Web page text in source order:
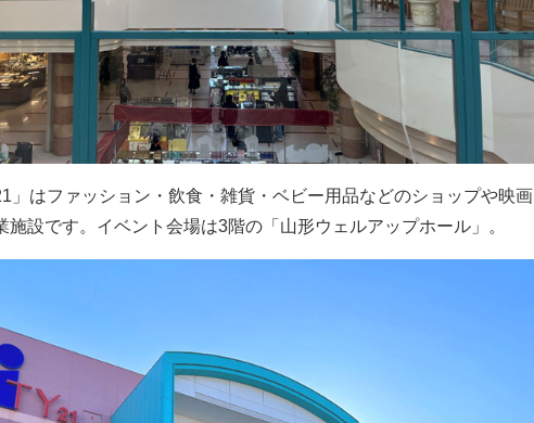
」はファッション・飲食・雑貨・ベビー用品などのショップや映画
施設です。イベント会場は3階の「山形ウェルアップホール」。